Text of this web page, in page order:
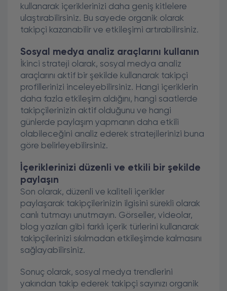
kullanarak içeriklerinizi daha geniş kitlelere
ulaştırabilirsiniz. Bu sayede organik olarak
takipçi kazanabilir ve etkileşimi artırabilirsiniz.
Sosyal medya analiz araçlarını kullanın
İkinci strateji olarak, sosyal medya analiz
araçlarını aktif bir şekilde kullanarak takipçi
profillerinizi inceleyebilirsiniz. Hangi içeriklerin
daha fazla etkileşim aldığını, hangi saatlerde
takipçilerinizin aktif olduğunu ve hangi
günlerde paylaşım yapmanın daha etkili
olabileceğini analiz ederek stratejilerinizi buna
göre belirleyebilirsiniz.
İçeriklerinizi düzenli ve etkili bir şekilde
paylaşın
Son olarak, düzenli ve kaliteli içerikler
paylaşarak takipçilerinizin ilgisini sürekli olarak
canlı tutmayı unutmayın. Görseller, videolar,
blog yazıları gibi farklı içerik türlerini kullanarak
takipçilerinizi sıkılmadan etkileşimde kalmasını
sağlayabilirsiniz.
Sonuç olarak, sosyal medya trendlerini
yakından takip ederek takipçi sayınızı organik